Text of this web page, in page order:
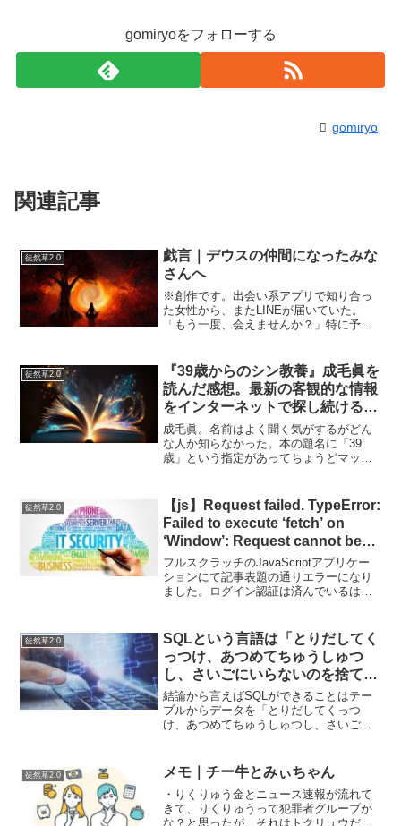
gomiryoをフォローする
gomiryo
関連記事
徒然草2.0
戯言｜デウスの仲間になったみな
さんへ
※創作です。出会い系アプリで知り合っ
た女性から、またLINEが届いていた。
「もう一度、会えませんか？」特に予定
かで、悪く言えば閉鎖的、よく言えば自
分の世界観を大切にして...
徒然草2.0
『39歳からのシン教養』成毛眞を
読んだ感想。最新の客観的な情報
をインターネットで探し続ける技
術。
成毛眞。名前はよく聞く気がするがどん
な人か知らなかった。本の題名に「39
歳」という指定があってちょうどマッチ
はない）情報を集めて、ビジネスに繋げ
るためフックにつかって、...
徒然草2.0
【js】Request failed. TypeError:
Failed to execute ‘fetch’ on
‘Window’: Request cannot be
constructed from a URL that
includes credentials:
./xxxxx.php
フルスクラッチのJavaScriptアプリケー
ションにて記事表題の通りエラーになり
ました。ログイン認証は済んでいるはず
るところでこけている。なんで？
Reque...
徒然草2.0
SQLという言語は「とりだしてく
っつけ、あつめてちゅうしゅつ
し、さいごにいらないのを捨て
る」仕組みに過ぎない。
結論から言えばSQLができることはテー
ブルからデータを「とりだしてくっつ
け、あつめてちゅうしゅつし、さいごに
わらないと思いますが…まずはロジカル
に考えるより先に集計とい...
徒然草2.0 メモ｜チー牛とみぃちゃん
・りくりゅう金とニュース速報が流れて
きて、りくりゅうって犯罪者グループか
な？と思ったが、それはトクリュウだっ